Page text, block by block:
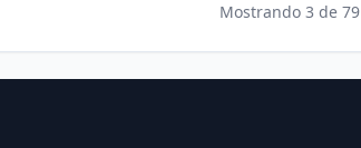
Mostrando 3 de 79